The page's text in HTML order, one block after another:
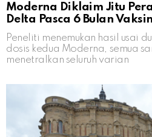
Moderna Diklaim Jitu
Delta Pasca 6 Bulan
Peneliti menemukan hasil usai
dosis kedua Moderna, semua
menetralkan seluruh varian